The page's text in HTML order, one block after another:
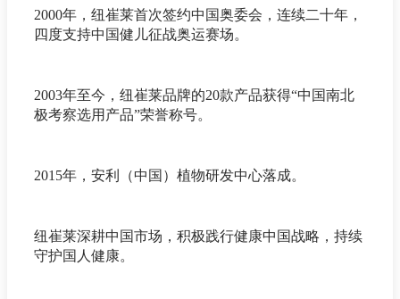
2000年，纽崔莱首次签约中国奥委会，连续二十年，
四度支持中国健儿征战奥运赛场。
2003年至今，纽崔莱品牌的20款产品获得“中国南北
极考察选用产品”荣誉称号。
2015年，安利（中国）植物研发中心落成。
纽崔莱深耕中国市场，积极践行健康中国战略，持续
守护国人健康。